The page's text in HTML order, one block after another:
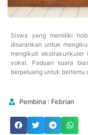
Siswa yang memiliki
disarankan untuk
mengikuti
vokal. Paduan suara
berpeluang untuk bertemu
Pembina : Febrian